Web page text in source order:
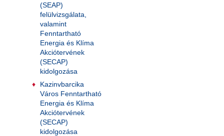
(SEAP)
felülvizsgálata,
valamint
Fenntartható
Energia és Klíma
Akciótervének
(SECAP)
kidolgozása
Kazinvbarcika
Város Fenntartható
Energia és Klíma
Akciótervének
(SECAP)
kidolgozása